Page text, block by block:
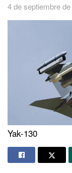
4 de septiembre
Yak-130